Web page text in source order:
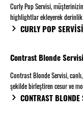
Curly Pop Servisi,
highlightlar ekleyerek derinlik
CURLY POP
Contrast Blonde Servisi
Contrast Blonde Servisi,
şekilde birleştiren cesur ve
CONTRAST